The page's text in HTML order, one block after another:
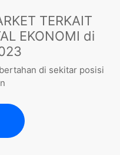
TERKAIT
EKONOMI di
di sekitar posisi